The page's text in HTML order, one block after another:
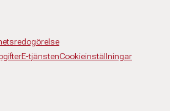
E-tjänstenCookieinställningar